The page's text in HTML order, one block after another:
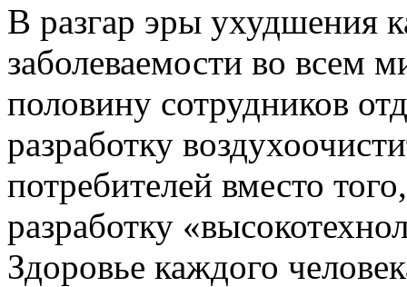
В разгар эры ухудшения
заболеваемости во всем
половину сотрудников
разработку
потребителей вместо
разработку
Здоровье каждого